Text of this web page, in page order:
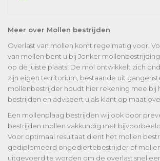
Meer over Mollen bestrijden
Overlast van mollen komt regelmatig voor.
van mollen bent u bij Jonker
op de juiste plaats! De mol ontwikkelt zich
zijn eigen territorium, bestaande uit
mollenbestrijder houdt hier rekening mee bij
bestrijden en adviseert u als klant op maat
Een mollenplaag bestrijden wij ook door
bestrijden mollen vakkundig met
Voor optimaal resultaat dient het mollen
gediplomeerd ongediertebestrijder of
uitgevoerd te worden om de overlast snel